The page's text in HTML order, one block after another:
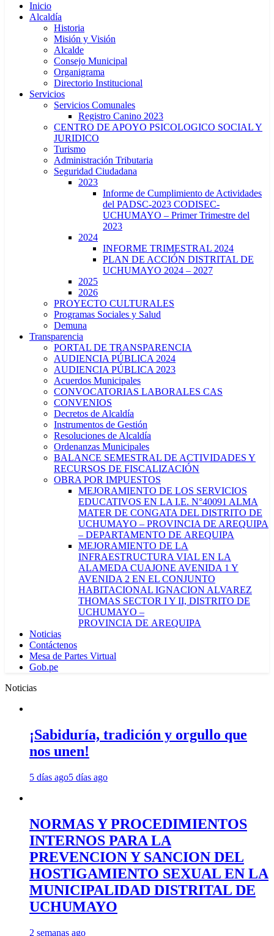
Inicio
Alcaldía
Historia
Misión y Visión
Alcalde
Consejo Municipal
Organigrama
Directorio Institucional
Servicios
Servicios Comunales
Registro Canino 2023
CENTRO DE APOYO PSICOLOGICO SOCIAL Y
JURIDICO
Turismo
Administración Tributaria
Seguridad Ciudadana
2023
Informe de Cumplimiento de Actividades
del PADSC-2023 CODISEC-
UCHUMAYO – Primer Trimestre del
2023
2024
INFORME TRIMESTRAL 2024
PLAN DE ACCIÓN DISTRITAL DE
UCHUMAYO 2024 – 2027
2025
2026
PROYECTO CULTURALES
Programas Sociales y Salud
Demuna
Transparencia
PORTAL DE TRANSPARENCIA
AUDIENCIA PÚBLICA 2024
AUDIENCIA PÚBLICA 2023
Acuerdos Municipales
CONVOCATORIAS LABORALES CAS
CONVENIOS
Decretos de Alcaldía
Instrumentos de Gestión
Resoluciones de Alcaldía
Ordenanzas Municipales
BALANCE SEMESTRAL DE ACTIVIDADES Y
RECURSOS DE FISCALIZACIÓN
OBRA POR IMPUESTOS
MEJORAMIENTO DE LOS SERVICIOS
EDUCATIVOS EN LA I.E. N°40091 ALMA
MATER DE CONGATA DEL DISTRITO DE
UCHUMAYO – PROVINCIA DE AREQUIPA
– DEPARTAMENTO DE AREQUIPA
MEJORAMIENTO DE LA
INFRAESTRUCTURA VIAL EN LA
ALAMEDA CUAJONE AVENIDA 1 Y
AVENIDA 2 EN EL CONJUNTO
HABITACIONAL IGNACION ALVAREZ
THOMAS SECTOR I Y II, DISTRITO DE
UCHUMAYO –
PROVINCIA DE AREQUIPA
Noticias
Contáctenos
Mesa de Partes Virtual
Gob.pe
Noticias
¡Sabiduría, tradición y orgullo que
nos unen!
5 días ago5 días ago
NORMAS Y PROCEDIMIENTOS
INTERNOS PARA LA
PREVENCION Y SANCION DEL
HOSTIGAMIENTO SEXUAL EN LA
MUNICIPALIDAD DISTRITAL DE
UCHUMAYO
2 semanas ago